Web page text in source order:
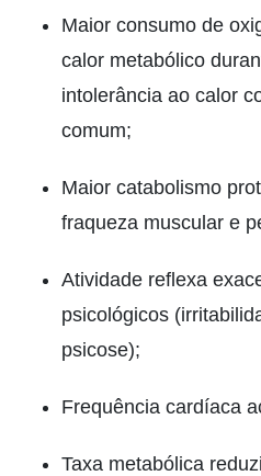
Maior consumo de
calor metabólico
intolerância ao calor
comum;
Maior catabolismo
fraqueza muscular e
Atividade reflexa
psicológicos
psicose);
Frequência cardíaca
Taxa metabólica